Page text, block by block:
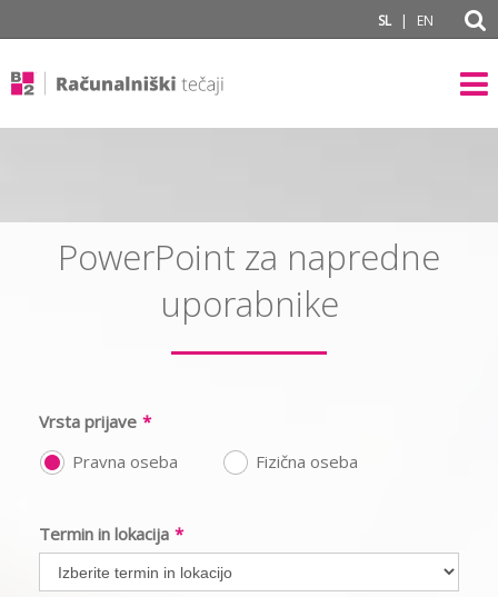
SL | EN
PowerPoint za napredne
uporabnike
Vrsta prijave *
Pravna oseba
Fizična oseba
Termin in lokacija *